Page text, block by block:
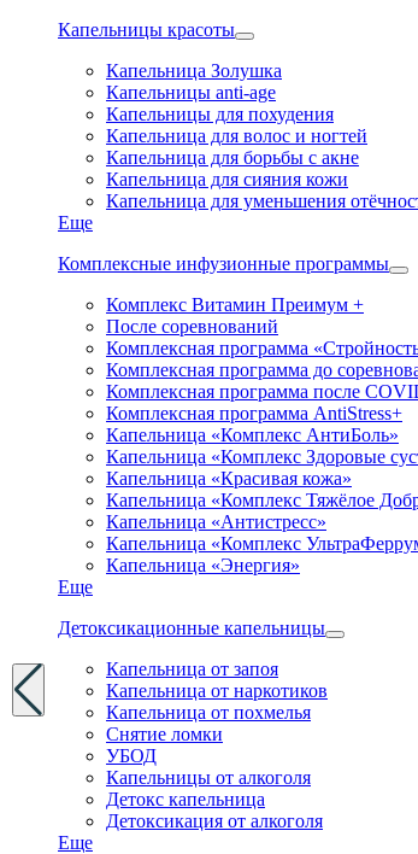
Капельницы красоты
Капельница Золушка
Капельницы anti-age
Капельницы для похудения
Капельница для волос и ногтей
Капельница для борьбы с акне
Капельница для сияния кожи
Капельница для уменьшения
Еще
Комплексные инфузионные программы
Комплекс Витамин Преимум +
После соревнований
Комплексная программа
Комплексная программа до
Комплексная программа после
Комплексная программа AntiStress+
Капельница «Комплекс АнтиБоль»
Капельница «Комплекс Здоровые
Капельница «Красивая кожа»
Капельница «Комплекс Тяжёлое
Капельница «Антистресс»
Капельница «Комплекс
Капельница «Энергия»
Еще
Детоксикационные капельницы
Капельница от запоя
Капельница от наркотиков
Капельница от похмелья
Снятие ломки
УБОД
Капельницы от алкоголя
Детокс капельница
Детоксикация от алкоголя
Еще